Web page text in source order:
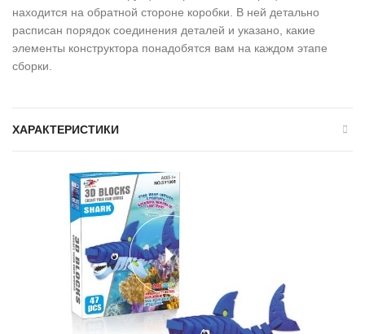
находится на обратной стороне коробки. В ней детально
расписан порядок соединения деталей и указано, какие
элементы конструктора понадобятся вам на каждом этапе
сборки.
ХАРАКТЕРИСТИКИ